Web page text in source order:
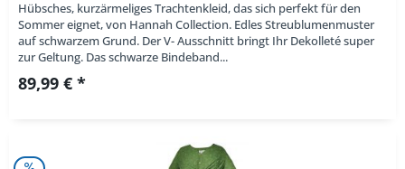
Hübsches, kurzärmeliges Trachtenkleid, das sich perfekt für den
Sommer eignet, von Hannah Collection. Edles Streublumenmuster
auf schwarzem Grund. Der V- Ausschnitt bringt Ihr Dekolleté super
zur Geltung. Das schwarze Bindeband...
89,99 € *